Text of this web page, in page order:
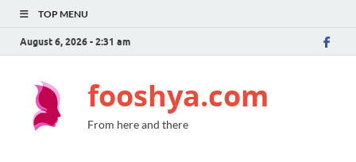
TOP MENU
August 6, 2026 - 2:31 am
fooshya.com
From here and there